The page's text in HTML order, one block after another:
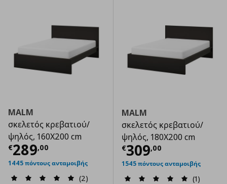
MALM
σκελετός κρεβατιού/
ψηλός, 160X200 cm
€289,00
Τρέχουσα τιμή € 289,00
1445 πόντους ανταμοιβής
(2)
MALM
σκελετός κρεβατιού/
ψηλός, 180X200 cm
€309,00
Τρέχουσα
1545 πόντους ανταμοιβής
(1)